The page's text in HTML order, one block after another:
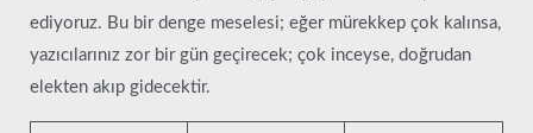
ediyoruz. Bu bir denge meselesi; eğer mürekkep çok kalınsa,
yazıcılarınız zor bir gün geçirecek; çok inceyse, doğrudan
elekten akıp gidecektir.